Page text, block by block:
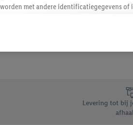
Levering tot bij
met andere identificatiegegevens
gaat, kunnen advertenties in het
getoond (bijvoorbeeld door het product in
op verschillende apparaten en
kunt u individuele doeleinden toestaan
te klikken, kunt u alleen het gebruik
klikken, stemt u in met alle verwerkingen